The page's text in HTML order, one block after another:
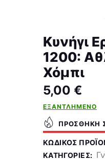
Κυνήγι
1200:
Χόμπι
5,00 €
ΕΞΑΝΤΛΗΜΈΝΟ
ΠΡΟΣΘΉΚΗ
ΚΩΔΙΚΌΣ
ΚΑΤΗΓΟΡΊΕΣ: